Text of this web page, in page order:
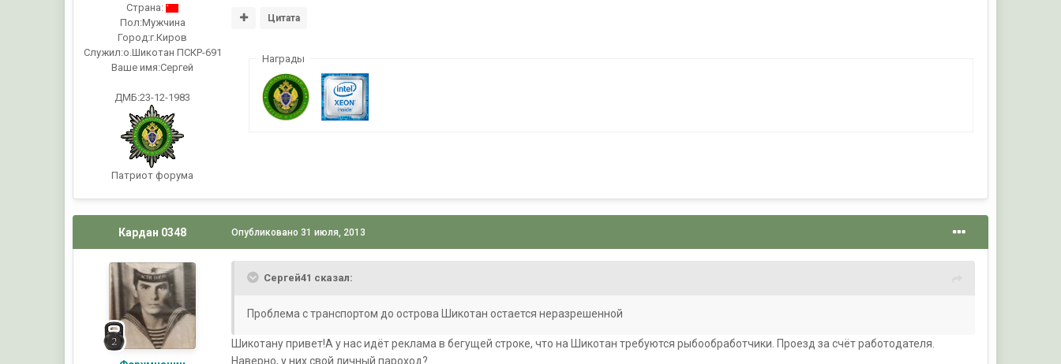
Страна:
Пол:Мужчина
Город:г.Киров
Служил:о.Шикотан ПСКР-691
Ваше имя:Сергей
ДМБ:23-12-1983
Патриот форума
Цитата
Награды
Кардан 0348 Опубликовано 31 июля, 2013
Сергей41 сказал:
Проблема с транспортом до острова Шикотан остается неразрешенной
Шикотану привет!А у нас идёт реклама в бегущей строке, что на Шикотан требуются рыбообработчики. Проезд за счёт работодателя.
Наверно, у них свой личный пароход?